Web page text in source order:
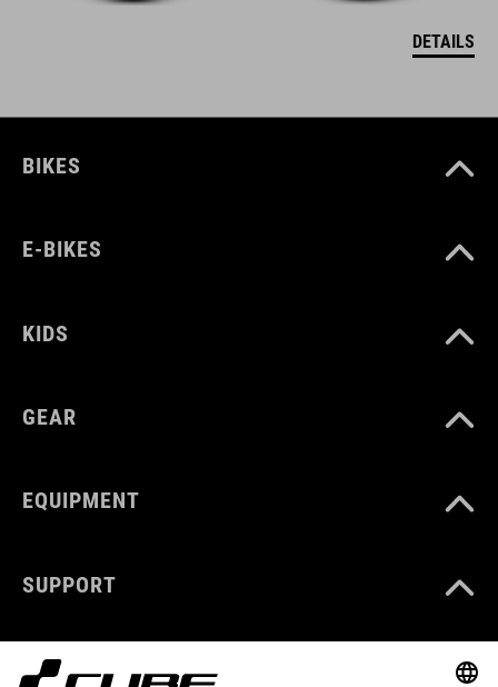
DETAILS
BIKES
E-BIKES
KIDS
GEAR
EQUIPMENT
SUPPORT
ABOUT US